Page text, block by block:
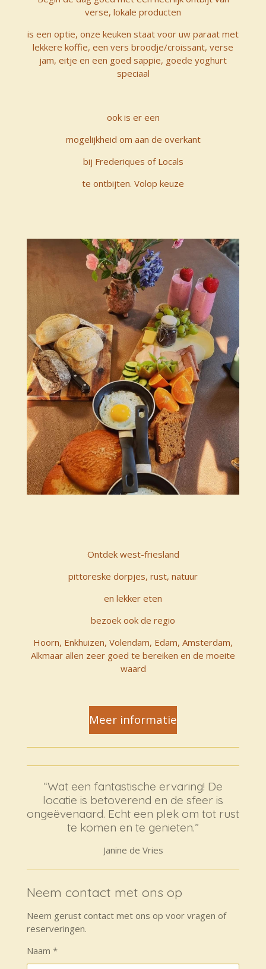
verse, lokale producten
is een optie, onze keuken staat voor uw paraat met
lekkere koffie, een vers broodje/croissant, verse
jam, eitje en een goed sappie, goede yoghurt
speciaal
ook is er een
mogelijkheid om aan de overkant
bij Frederiques of Locals
te ontbijten. Volop keuze
Ontdek west-friesland
pittoreske dorpjes, rust, natuur
en lekker eten
bezoek ook de regio
Hoorn, Enkhuizen, Volendam, Edam, Amsterdam,
Alkmaar allen zeer goed te bereiken en de moeite
waard
Meer informatie
“Wat een fantastische ervaring! De
locatie is betoverend en de sfeer is
ongeëvenaard. Echt een plek om tot rust
te komen en te genieten.”
Janine de Vries
Neem contact met ons op
Neem gerust contact met ons op voor vragen of
reserveringen.
Naam *